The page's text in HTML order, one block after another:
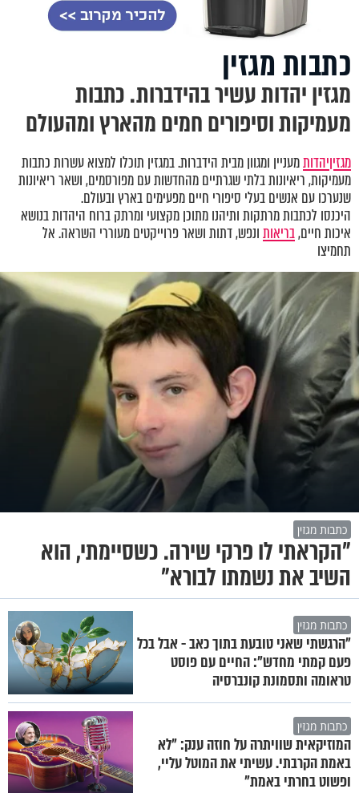
כתבות מגזין
מגזין יהדות עשיר בהידברות. כתבות
מעמיקות וסיפורים חמים מהארץ ומהעולם
מגזיןיהדותמעניין ומגוון מבית הידברות. במגזין תוכלו למצוא עשרות כתבות
מעמיקות, ריאיונות בלתי שגרתיים מהחדשות עם מפורסמים, ושאר ריאיונות
שנערכו עם אנשים בעלי סיפורי חיים מפעימים בארץ ובעולם.
היכנסו לכתבות מרתקות ותיהנו מתוכן מקצועי ומרתק ברוח היהדות בנושא
איכות חיים,בריאותונפש, דתות ושאר פרוייקטים מעוררי השראה. אל
תחמיצו
כתבות מגזין
"הקראתי לו פרקי שירה. כשסיימתי, הוא
השיב את נשמתו לבורא"
כתבות מגזין
"הרגשתי שאני טובעת בתוך כאב - אבל בכל
פעם קמתי מחדש": החיים עם פוסט
טראומה ותסמונת קונברסיה
כתבות מגזין
המוזיקאית שוויתרה על חוזה ענק: "לא
באמת הקרבתי. עשיתי את המוטל עליי,
ופשוט בחרתי באמת"